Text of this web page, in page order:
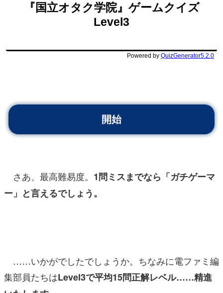
さあ、最高難易度。 1問ミスまでなら「ガチゲーマ
ー」と言えるでしょう。
……いかがでしたでしょうか。ちなみに電ファミ編
集部員たちはLevel3で平均15問正解レベル……精進